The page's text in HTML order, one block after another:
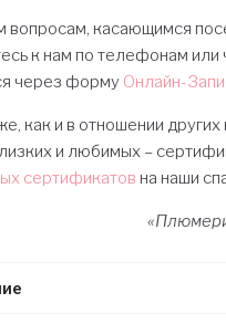
касающимся
к нам по телефонам
через форму Онлайн-
как и в отношении
и любимых –
сертификатов на наши